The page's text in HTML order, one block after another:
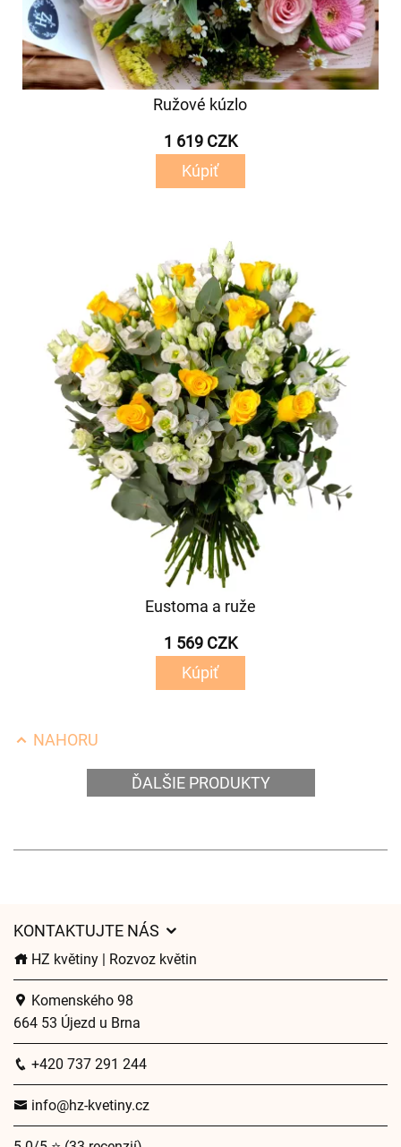
Ružové kúzlo
1 619 CZK
Kúpiť
Eustoma a ruže
1 569 CZK
Kúpiť
NAHORU
ĎALŠIE PRODUKTY
KONTAKTUJTE NÁS
HZ květiny | Rozvoz květin
Komenského 98
664 53 Újezd u Brna
+420 737 291 244
info@hz-kvetiny.cz